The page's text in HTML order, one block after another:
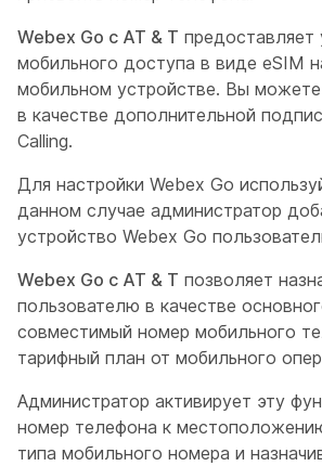
Webex Go с AT & T предоставляет
мобильного доступа в виде eSIM
мобильном устройстве. Вы можете
в качестве дополнительной
Calling.
Для настройки Webex Go
данном случае администратор
устройство Webex Go
Webex Go с AT & T позволяет
пользователю в качестве
совместимый номер мобильного
тарифный план от мобильного
Администратор активирует эту
номер телефона к
типа мобильного номера и